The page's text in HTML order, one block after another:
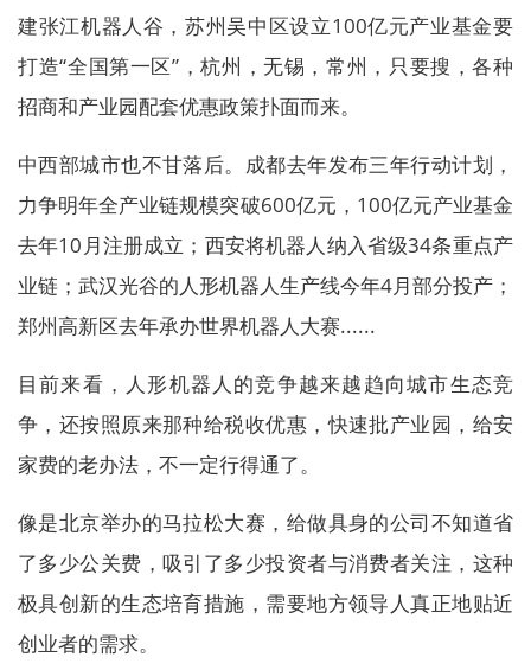
建张江机器人谷，苏州吴中区设立100亿元产业基金要
打造“全国第一区”，杭州，无锡，常州，只要搜，各种
招商和产业园配套优惠政策扑面而来。
中西部城市也不甘落后。成都去年发布三年行动计划，
力争明年全产业链规模突破600亿元，100亿元产业基金
去年10月注册成立；西安将机器人纳入省级34条重点产
业链；武汉光谷的人形机器人生产线今年4月部分投产；
郑州高新区去年承办世界机器人大赛......
目前来看，人形机器人的竞争越来越趋向城市生态竞
争，还按照原来那种给税收优惠，快速批产业园，给安
家费的老办法，不一定行得通了。
像是北京举办的马拉松大赛，给做具身的公司不知道省
了多少公关费，吸引了多少投资者与消费者关注，这种
极具创新的生态培育措施，需要地方领导人真正地贴近
创业者的需求。